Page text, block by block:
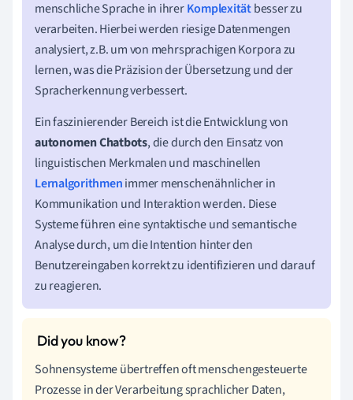
menschliche Sprache in ihrerKomplexitätbesser zu
verarbeiten. Hierbei werden riesige Datenmengen
analysiert, z.B. um von mehrsprachigen Korpora zu
lernen, was die Präzision der Übersetzung und der
Spracherkennung verbessert.
Ein faszinierender Bereich ist die Entwicklung von
autonomen Chatbots, die durch den Einsatz von
linguistischen Merkmalen und maschinellen
Lernalgorithmenimmer menschenähnlicher in
Kommunikation und Interaktion werden. Diese
Systeme führen eine syntaktische und semantische
Analyse durch, um die Intention hinter den
Benutzereingaben korrekt zu identifizieren und darauf
zu reagieren.
Sohnensysteme übertreffen oft menschengesteuerte
Prozesse in der Verarbeitung sprachlicher Daten,